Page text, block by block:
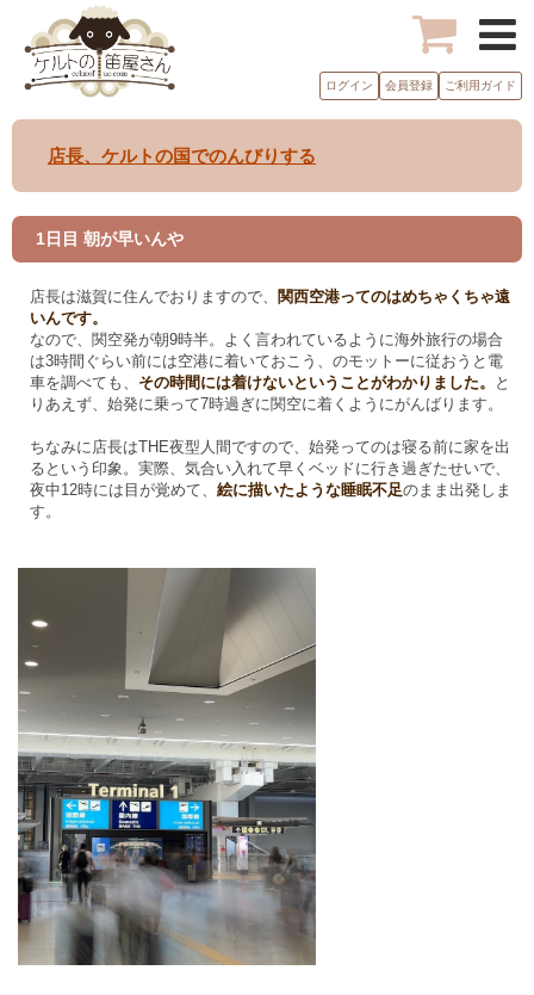
ログイン 会員登録 ご利用ガイド
店長、ケルトの国でのんびりする
1日目 朝が早いんや
店長は滋賀に住んでおりますので、
関西空港ってのはめちゃくちゃ遠
いんです。
なので、関空発が朝9時半。よく言われているように海外旅行の場合
は3時間ぐらい前には空港に着いておこう、のモットーに従おうと電
車を調べても、 その時間には着けないということがわかりました。
と
りあえず、始発に乗って7時過ぎに関空に着くようにがんばります。
ちなみに店長はTHE夜型人間ですので、始発ってのは寝る前に家を出
るという印象。実際、気合い入れて早くベッドに行き過ぎたせいで、
夜中12時には目が覚めて、 絵に描いたような睡眠不足のまま出発しま
す。